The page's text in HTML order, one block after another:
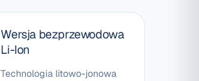
Wersja bezprzewodowa
Li-Ion
Technologia litowo-jonowa